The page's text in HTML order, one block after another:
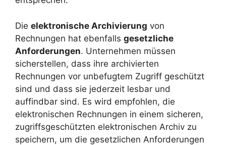
Die elektronische Archivierung von
Rechnungen hat ebenfalls gesetzliche
Anforderungen. Unternehmen müssen
sicherstellen, dass ihre archivierten
Rechnungen vor unbefugtem Zugriff geschützt
sind und dass sie jederzeit lesbar und
auffindbar sind. Es wird empfohlen, die
elektronischen Rechnungen in einem sicheren,
zugriffsgeschützten elektronischen Archiv zu
speichern, um die gesetzlichen Anforderungen